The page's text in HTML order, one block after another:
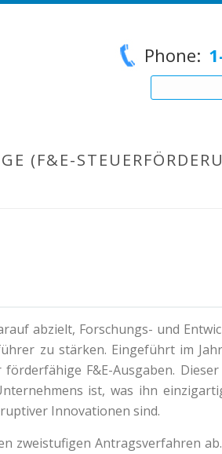
Phone:
(F&E-
abzielt, Forschungs- und
zu stärken. Eingeführt im
F&E-Ausgaben.
ist, was ihn
Innovationen sind.
zweistufigen Antragsverfahren